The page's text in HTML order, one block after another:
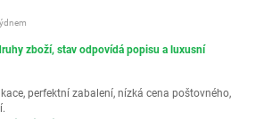
zboží, stav odpovídá popisu a luxusní
perfektní zabalení, nízká cena poštovného,